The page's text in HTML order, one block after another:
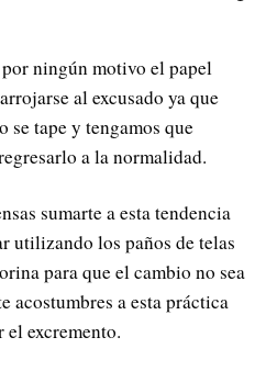
ningún motivo el papel
al excusado ya que
se tape y tengamos que
a la normalidad.
sumarte a esta tendencia
utilizando los paños de telas
para que el cambio no sea
acostumbres a esta práctica
excremento.